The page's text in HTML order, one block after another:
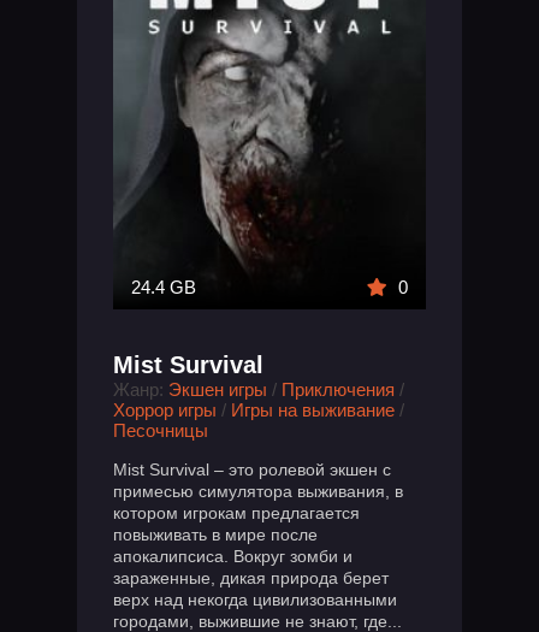
24.4 GB 0
Mist Survival
Жанр: Экшен игры / Приключения /
Хоррор игры / Игры на выживание /
Песочницы
Mist Survival – это ролевой экшен с
примесью симулятора выживания, в
котором игрокам предлагается
повыживать в мире после
апокалипсиса. Вокруг зомби и
зараженные, дикая природа берет
верх над некогда цивилизованными
городами, выжившие не знают, где...